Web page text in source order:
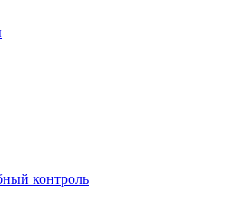
контроль